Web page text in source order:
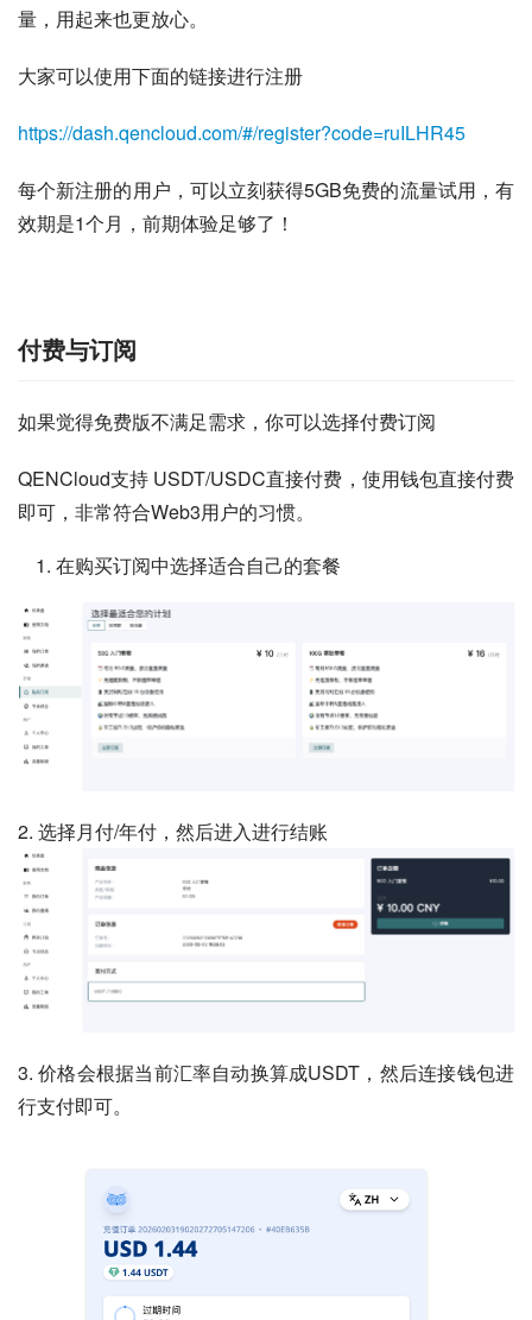
量，用起来也更放心。
大家可以使用下面的链接进行注册
https://dash.qencloud.com/#/register?code=ruILHR45
每个新注册的用户，可以立刻获得5GB免费的流量试用，有
效期是1个月，前期体验足够了！
付费与订阅
如果觉得免费版不满足需求，你可以选择付费订阅
QENCloud支持 USDT/USDC直接付费，使用钱包直接付费
即可，非常符合Web3用户的习惯。
在购买订阅中选择适合自己的套餐
2. 选择月付/年付，然后进入进行结账
3. 价格会根据当前汇率自动换算成USDT，然后连接钱包进
行支付即可。